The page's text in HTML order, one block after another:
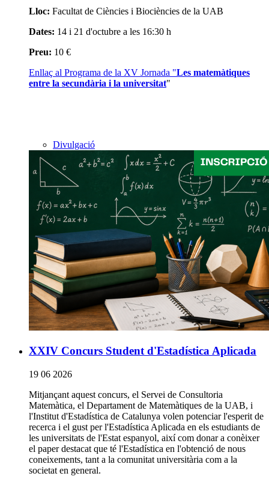
Lloc: Facultat de Ciències i Biociències de la UAB
Dates: 14 i 21 d'octubre a les 16:30 h
Preu: 10 €
Enllaç al Programa de la XV Jornada "Les matemàtiques
entre la secundària i la universitat"
Divulgació
XXIV Concurs Student d'Estadística Aplicada
19 06 2026
Mitjançant aquest concurs, el Servei de Consultoria
Matemàtica, el Departament de Matemàtiques de la UAB, i
l'Institut d'Estadística de Catalunya volen potenciar l'esperit de
recerca i el gust per l'Estadística Aplicada en els estudiants de
les universitats de l'Estat espanyol, així com donar a conèixer
el paper destacat que té l'Estadística en l'obtenció de nous
coneixements, tant a la comunitat universitària com a la
societat en general.